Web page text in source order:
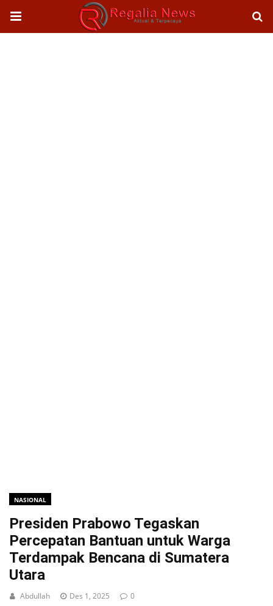
NASIONAL
Presiden Prabowo Tegaskan
Percepatan Bantuan untuk Warga
Terdampak Bencana di Sumatera
Utara
Abdullah Des 1, 2025 0